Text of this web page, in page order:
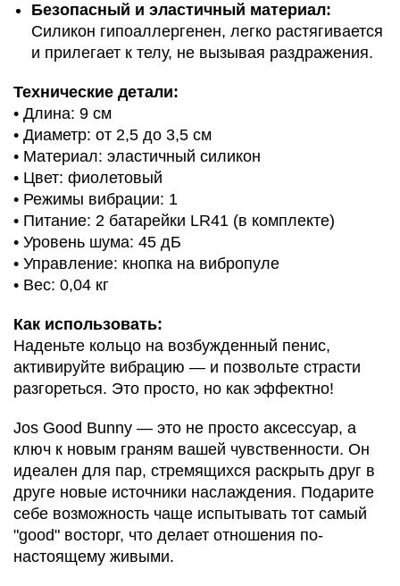
Безопасный и эластичный материал:
Силикон гипоаллергенен, легко растягивается
и прилегает к телу, не вызывая раздражения.
Технические детали:
• Длина: 9 см
• Диаметр: от 2,5 до 3,5 см
• Материал: эластичный силикон
• Цвет: фиолетовый
• Режимы вибрации: 1
• Питание: 2 батарейки LR41 (в комплекте)
• Уровень шума: 45 дБ
• Управление: кнопка на вибропуле
• Вес: 0,04 кг
Как использовать:
Наденьте кольцо на возбужденный пенис,
активируйте вибрацию — и позвольте страсти
разгореться. Это просто, но как эффектно!
Jos Good Bunny — это не просто аксессуар, а
ключ к новым граням вашей чувственности. Он
идеален для пар, стремящихся раскрыть друг в
друге новые источники наслаждения. Подарите
себе возможность чаще испытывать тот самый
"good" восторг, что делает отношения по-
настоящему живыми.